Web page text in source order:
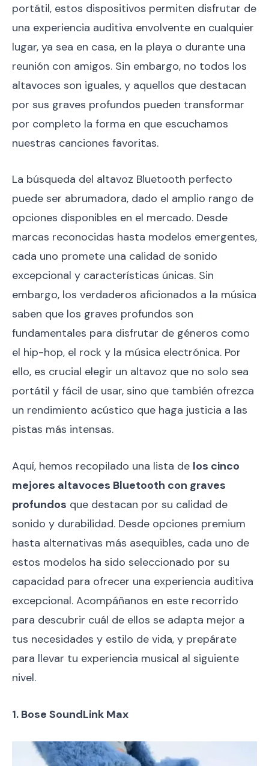
portátil, estos dispositivos permiten disfrutar de
una experiencia auditiva envolvente en cualquier
lugar, ya sea en casa, en la playa o durante una
reunión con amigos. Sin embargo, no todos los
altavoces son iguales, y aquellos que destacan
por sus graves profundos pueden transformar
por completo la forma en que escuchamos
nuestras canciones favoritas.
La búsqueda del altavoz Bluetooth perfecto
puede ser abrumadora, dado el amplio rango de
opciones disponibles en el mercado. Desde
marcas reconocidas hasta modelos emergentes,
cada uno promete una calidad de sonido
excepcional y características únicas. Sin
embargo, los verdaderos aficionados a la música
saben que los graves profundos son
fundamentales para disfrutar de géneros como
el hip-hop, el rock y la música electrónica. Por
ello, es crucial elegir un altavoz que no solo sea
portátil y fácil de usar, sino que también ofrezca
un rendimiento acústico que haga justicia a las
pistas más intensas.
Aquí, hemos recopilado una lista de los cinco
mejores altavoces Bluetooth con graves
profundos que destacan por su calidad de
sonido y durabilidad. Desde opciones premium
hasta alternativas más asequibles, cada uno de
estos modelos ha sido seleccionado por su
capacidad para ofrecer una experiencia auditiva
excepcional. Acompáñanos en este recorrido
para descubrir cuál de ellos se adapta mejor a
tus necesidades y estilo de vida, y prepárate
para llevar tu experiencia musical al siguiente
nivel.
1. Bose SoundLink Max